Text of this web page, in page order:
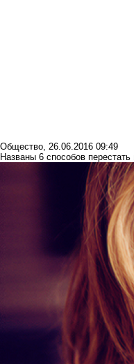
Общество, 26.06.2016 09:49
Названы 6 способов перестать